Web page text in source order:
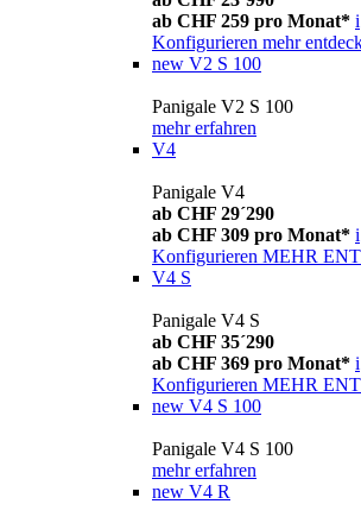
ab CHF 259 pro Monat* i
Konfigurieren mehr
new V2 S 100
Panigale V2 S 100
mehr erfahren
V4
Panigale V4
ab CHF 29´290
ab CHF 309 pro Monat* i
Konfigurieren MEHR
V4 S
Panigale V4 S
ab CHF 35´290
ab CHF 369 pro Monat* i
Konfigurieren MEHR
new V4 S 100
Panigale V4 S 100
mehr erfahren
new V4 R